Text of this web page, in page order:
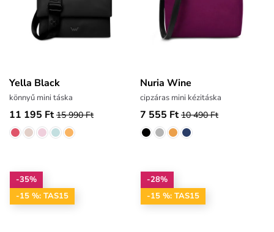
Yella Black
könnyű mini táska
11 195 Ft 15 990 Ft
Nuria Wine
cipzáras mini kézitáska
7 555 Ft 10 490 Ft
-35%
-15 %: TAS15
-28%
-15 %: TAS15